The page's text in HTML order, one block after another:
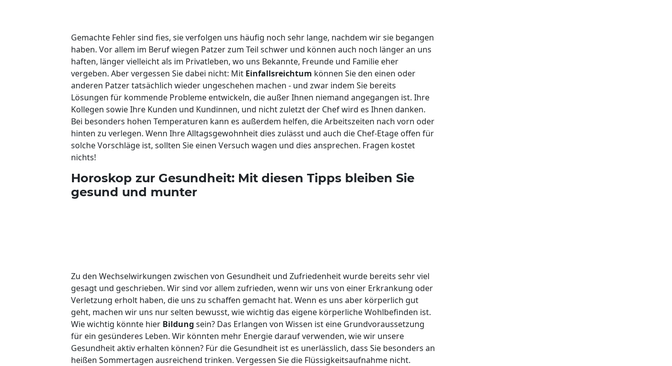
Gemachte Fehler sind fies, sie verfolgen uns häufig noch sehr lange, nachdem wir sie begangen
haben. Vor allem im Beruf wiegen Patzer zum Teil schwer und können auch noch länger an uns
haften, länger vielleicht als im Privatleben, wo uns Bekannte, Freunde und Familie eher
vergeben. Aber vergessen Sie dabei nicht: Mit Einfallsreichtum können Sie den einen oder
anderen Patzer tatsächlich wieder ungeschehen machen - und zwar indem Sie bereits
Lösungen für kommende Probleme entwickeln, die außer Ihnen niemand angegangen ist. Ihre
Kollegen sowie Ihre Kunden und Kundinnen, und nicht zuletzt der Chef wird es Ihnen danken.
Bei besonders hohen Temperaturen kann es außerdem helfen, die Arbeitszeiten nach vorn oder
hinten zu verlegen. Wenn Ihre Alltagsgewohnheit dies zulässt und auch die Chef-Etage offen für
solche Vorschläge ist, sollten Sie einen Versuch wagen und dies ansprechen. Fragen kostet
nichts!
Horoskop zur Gesundheit: Mit diesen Tipps bleiben Sie
gesund und munter
Zu den Wechselwirkungen zwischen von Gesundheit und Zufriedenheit wurde bereits sehr viel
gesagt und geschrieben. Wir sind vor allem zufrieden, wenn wir uns von einer Erkrankung oder
Verletzung erholt haben, die uns zu schaffen gemacht hat. Wenn es uns aber körperlich gut
geht, machen wir uns nur selten bewusst, wie wichtig das eigene körperliche Wohlbefinden ist.
Wie wichtig könnte hier Bildung sein? Das Erlangen von Wissen ist eine Grundvoraussetzung
für ein gesünderes Leben. Wir könnten mehr Energie darauf verwenden, wie wir unsere
Gesundheit aktiv erhalten können? Für die Gesundheit ist es unerlässlich, dass Sie besonders an
heißen Sommertagen ausreichend trinken. Vergessen Sie die Flüssigkeitsaufnahme nicht.